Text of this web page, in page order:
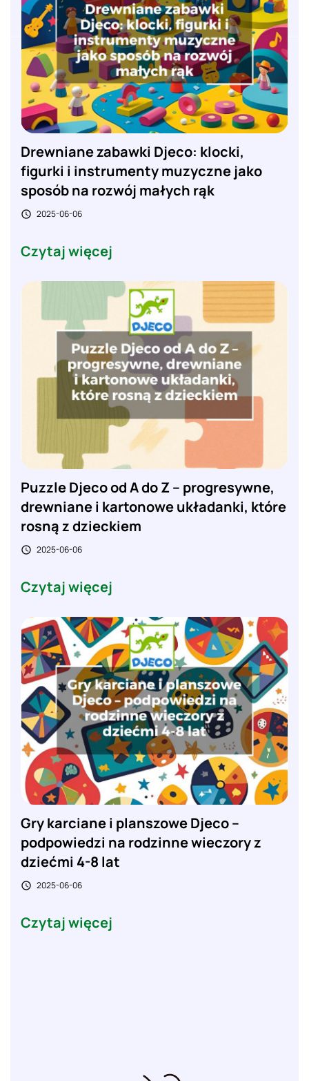
Drewniane zabawki Djeco: klocki,
figurki i instrumenty muzyczne jako
sposób na rozwój małych rąk
 2025-06-06
Czytaj więcej
Puzzle Djeco od A do Z – progresywne,
drewniane i kartonowe układanki, które
rosną z dzieckiem
 2025-06-06
Czytaj więcej
Gry karciane i planszowe Djeco –
podpowiedzi na rodzinne wieczory z
dziećmi 4-8 lat
 2025-06-06
Czytaj więcej